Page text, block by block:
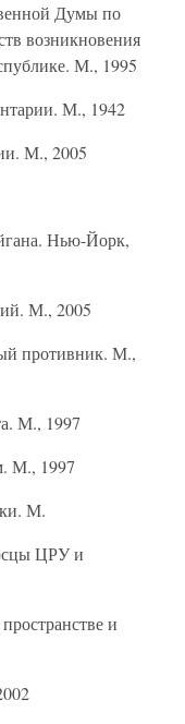
Думы по
возникновения
М., 1995
М., 1942
М., 2005
Нью-Йорк,
М., 2005
противник. М.,
М., 1997
М., 1997
М.
ЦРУ и
и